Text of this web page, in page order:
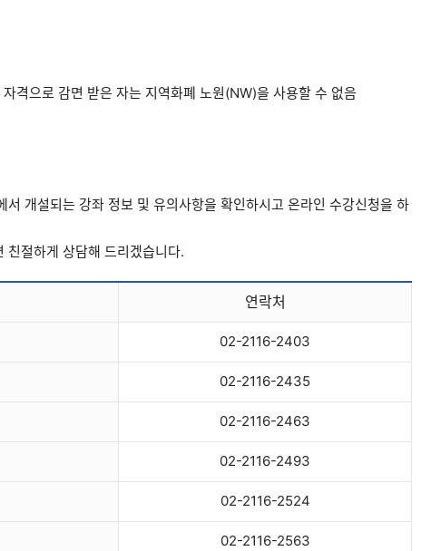
격으로 감면 받은 자는 지역화폐 노원(NW)을 사용할 수 없음
개설되는 강좌 정보 및 유의사항을 확인하시고 온라인 수강신청을 하
친절하게 상담해 드리겠습니다.
연락처
02-2116-2403
02-2116-2435
02-2116-2463
02-2116-2493
02-2116-2524
02-2116-2563